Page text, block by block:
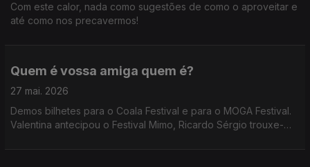
Com este calor, nada como sugestões de como o aproveitar e
até como nos precavermos!
Quem é vossa amiga quem é?
27 mai. 2026
Demos bilhetes para o Coala Festival e para o MOGA Festival.
Valentina antecipou o Festival Mimo, Ricardo Sérgio trouxe-